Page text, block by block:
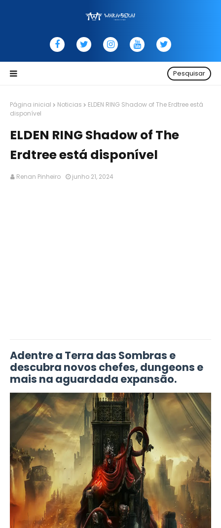
Pesquisar
Página inicial Noticias
ELDEN RING Shadow of The Erdtree está
disponível
ELDEN RING Shadow of The
Erdtree está disponível
Renan Pinheiro junho 21, 2024
Adentre a Terra das Sombras e
descubra novos chefes, dungeons e
mais na aguardada expansão.